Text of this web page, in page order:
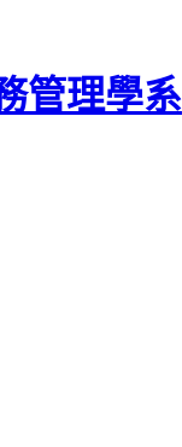
管理學系